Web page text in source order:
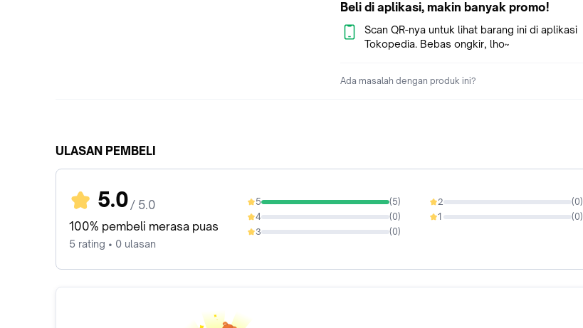
Beli di aplikasi, makin banyak promo!
Scan QR-nya untuk lihat barang ini di aplikasi
Tokopedia. Bebas ongkir, lho~
Ada masalah dengan produk ini?
ULASAN PEMBELI
5.0 / 5.0
100% pembeli merasa puas
5 rating • 0 ulasan
5 (5)
100%
4 (0)
0%
3 (0)
0%
2 (0)
0%
1 (0)
0%